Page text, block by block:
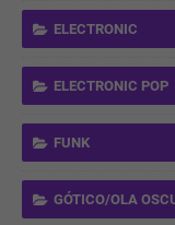
ELECTRONIC
ELECTRONIC POP
FUNK
GÓTICO/OLA